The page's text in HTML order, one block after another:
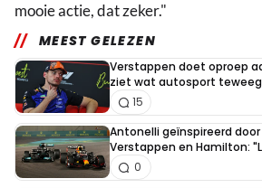
mooie actie, dat zeker."
MEEST GELEZEN
Verstappen doet oproep
ziet wat autosport
15
Antonelli geïnspireerd
Verstappen en Hamilton:
0